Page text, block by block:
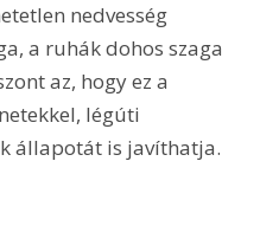
nedvesség
a ruhák dohos szaga
az, hogy ez a
légúti
állapotát is javíthatja.